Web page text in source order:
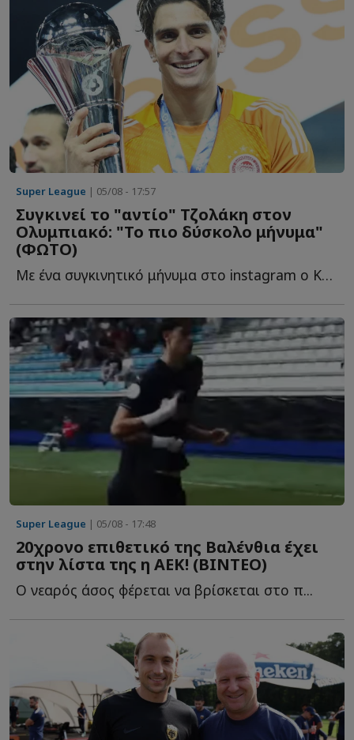
Super League | 05/08 - 17:57
Συγκινεί το "αντίο" Τζολάκη στον
Ολυμπιακό: "Το πιο δύσκολο μήνυμα"
(ΦΩΤΟ)
Με ένα συγκινητικό μήνυμα στο instagram ο Κωνσταντής Τζολάκης α...
Super League | 05/08 - 17:48
20χρονο επιθετικό της Βαλένθια έχει
στην λίστα της η ΑΕΚ! (ΒΙΝΤΕΟ)
Ο νεαρός άσος φέρεται να βρίσκεται στο π...